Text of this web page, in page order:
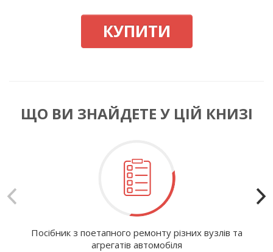
КУПИТИ
ЩО ВИ ЗНАЙДЕТЕ У ЦІЙ КНИЗІ
Посібник з поетапного ремонту різних вузлів та
агрегатів автомобіля